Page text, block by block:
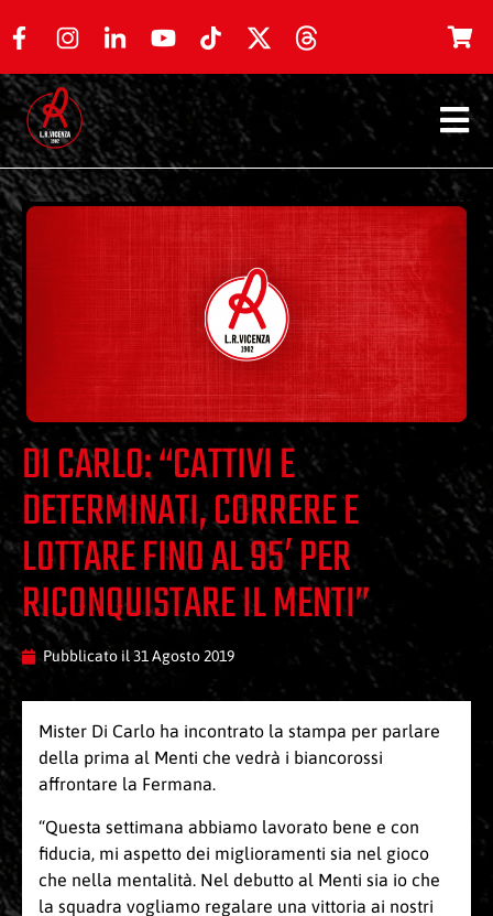
DI CARLO: “CATTIVI E
DETERMINATI, CORRERE E
LOTTARE FINO AL 95′ PER
RICONQUISTARE IL MENTI”
Pubblicato il 31 Agosto 2019
Mister Di Carlo ha incontrato la stampa per parlare
della prima al Menti che vedrà i biancorossi
affrontare la Fermana.
“Questa settimana abbiamo lavorato bene e con
fiducia, mi aspetto dei miglioramenti sia nel gioco
che nella mentalità. Nel debutto al Menti sia io che
la squadra vogliamo regalare una vittoria ai nostri